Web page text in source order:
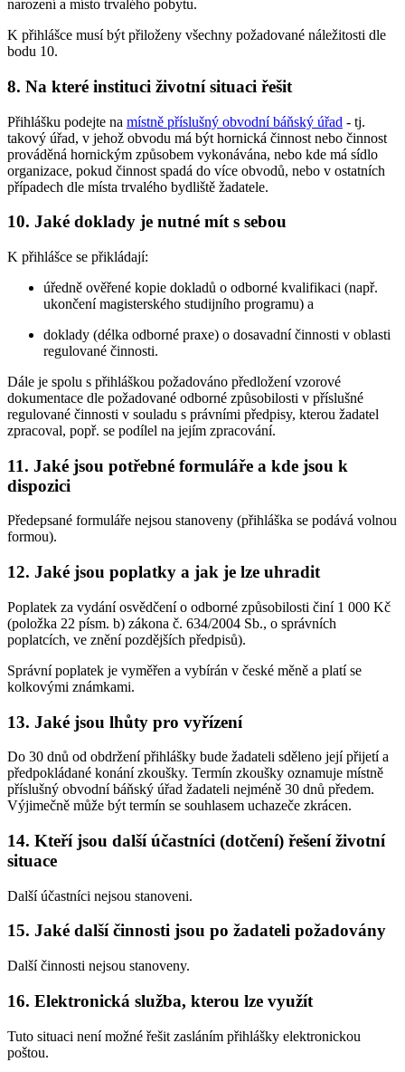
narození a místo trvalého pobytu.
K přihlášce musí být přiloženy všechny požadované náležitosti dle
bodu 10.
8. Na které instituci životní situaci řešit
Přihlášku podejte na místně příslušný obvodní báňský úřad - tj.
takový úřad, v jehož obvodu má být hornická činnost nebo činnost
prováděná hornickým způsobem vykonávána, nebo kde má sídlo
organizace, pokud činnost spadá do více obvodů, nebo v ostatních
případech dle místa trvalého bydliště žadatele.
10. Jaké doklady je nutné mít s sebou
K přihlášce se přikládají:
úředně ověřené kopie dokladů o odborné kvalifikaci (např.
ukončení magisterského studijního programu) a
doklady (délka odborné praxe) o dosavadní činnosti v oblasti
regulované činnosti.
Dále je spolu s přihláškou požadováno předložení vzorové
dokumentace dle požadované odborné způsobilosti v příslušné
regulované činnosti v souladu s právními předpisy, kterou žadatel
zpracoval, popř. se podílel na jejím zpracování.
11. Jaké jsou potřebné formuláře a kde jsou k
dispozici
Předepsané formuláře nejsou stanoveny (přihláška se podává volnou
formou).
12. Jaké jsou poplatky a jak je lze uhradit
Poplatek za vydání osvědčení o odborné způsobilosti činí 1 000 Kč
(položka 22 písm. b) zákona č. 634/2004 Sb., o správních
poplatcích, ve znění pozdějších předpisů).
Správní poplatek je vyměřen a vybírán v české měně a platí se
kolkovými známkami.
13. Jaké jsou lhůty pro vyřízení
Do 30 dnů od obdržení přihlášky bude žadateli sděleno její přijetí a
předpokládané konání zkoušky. Termín zkoušky oznamuje místně
příslušný obvodní báňský úřad žadateli nejméně 30 dnů předem.
Výjimečně může být termín se souhlasem uchazeče zkrácen.
14. Kteří jsou další účastníci (dotčení) řešení životní
situace
Další účastníci nejsou stanoveni.
15. Jaké další činnosti jsou po žadateli požadovány
Další činnosti nejsou stanoveny.
16. Elektronická služba, kterou lze využít
Tuto situaci není možné řešit zasláním přihlášky elektronickou
poštou.